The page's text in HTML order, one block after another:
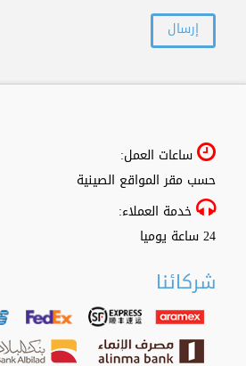
ساعات العمل:
حسب مقر المواقع الصينية
خدمة العملاء:
24 ساعة يوميا
شركائنا